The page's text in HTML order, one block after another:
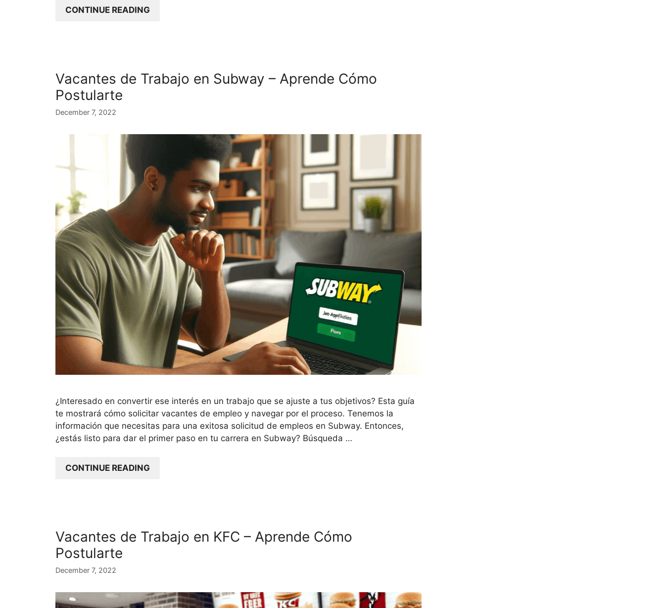
CONTINUE READING
Vacantes de Trabajo en Subway – Aprende Cómo
Postularte
December 7, 2022
¿Interesado en convertir ese interés en un trabajo que se ajuste a tus objetivos? Esta guía
te mostrará cómo solicitar vacantes de empleo y navegar por el proceso. Tenemos la
información que necesitas para una exitosa solicitud de empleos en Subway. Entonces,
¿estás listo para dar el primer paso en tu carrera en Subway? Búsqueda …
CONTINUE READING
Vacantes de Trabajo en KFC – Aprende Cómo
Postularte
December 7, 2022